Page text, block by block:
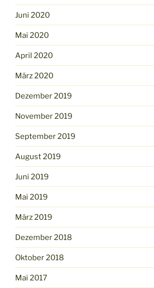
Juni 2020
Mai 2020
April 2020
März 2020
Dezember 2019
November 2019
September 2019
August 2019
Juni 2019
Mai 2019
März 2019
Dezember 2018
Oktober 2018
Mai 2017